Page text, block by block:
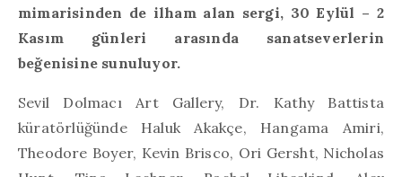
mimarisinden de ilham alan sergi, 30 Eylül – 2
Kasım günleri arasında sanatseverlerin
beğenisine sunuluyor.
Sevil Dolmacı Art Gallery, Dr. Kathy Battista
küratörlüğünde Haluk Akakçe, Hangama Amiri,
Theodore Boyer, Kevin Brisco, Ori Gersht, Nicholas